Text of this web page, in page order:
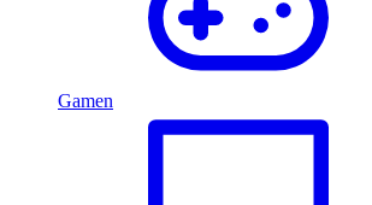
Gamen